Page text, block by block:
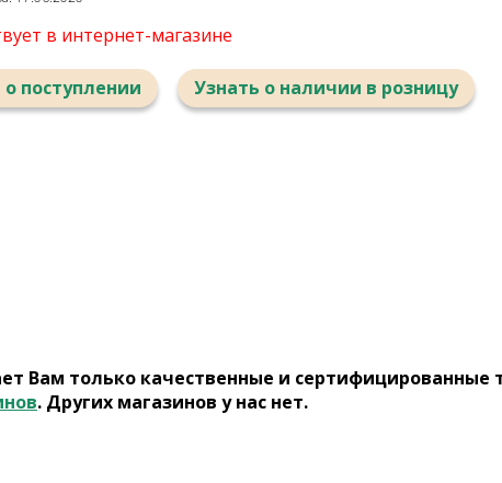
в интернет-магазине
поступлении Узнать о наличии в розницу
Вам только качественные и сертифицированные
. Других магазинов у нас нет.